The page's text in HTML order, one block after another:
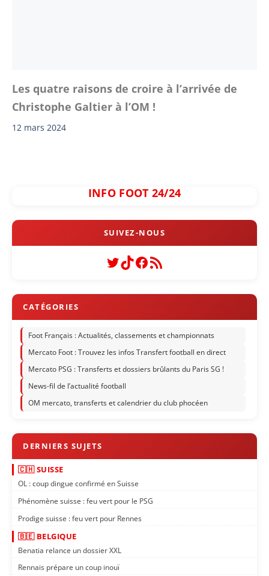
Les quatre raisons de croire à l’arrivée de
Christophe Galtier à l’OM !
12 mars 2024
INFO FOOT 24/24
Twitter
TikTok
Facebook
Flux RSS
Foot Français : Actualités, classements et championnats
Mercato Foot : Trouvez les infos Transfert football en direct
Mercato PSG : Transferts et dossiers brûlants du Paris SG !
News-fil de l’actualité football
OM mercato, transferts et calendrier du club phocéen
🇨🇭 SUISSE
OL : coup dingue confirmé en Suisse
Phénomène suisse : feu vert pour le PSG
Prodige suisse : feu vert pour Rennes
🇧🇪 BELGIQUE
Benatia relance un dossier XXL
Rennais prépare un coup inouï